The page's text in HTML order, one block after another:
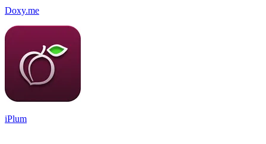
Doxy.me
iPlum